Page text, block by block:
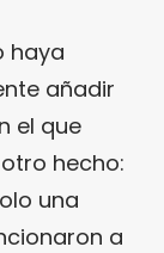
haya
añadir
el que
hecho:
una
a